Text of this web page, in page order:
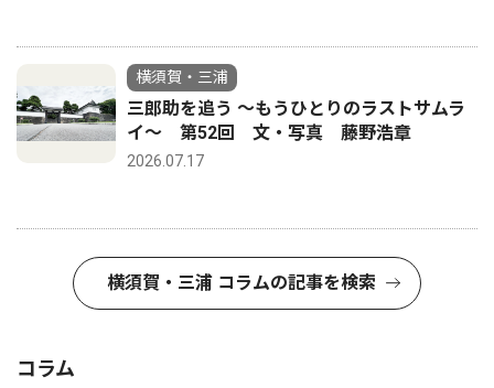
横須賀・三浦
三郎助を追う 〜もうひとりのラストサムラ
イ〜 第52回 文・写真 藤野浩章
2026.07.17
横須賀・三浦 コラムの記事を検索
コラム